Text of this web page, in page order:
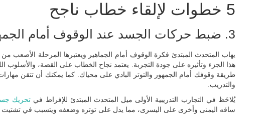
5 خطوات لإلقاء خطاب ناجح
3. ضبط حركات الجسد عند الوقوف أمام الجمهور
يهاب المتحدث المبتدئ فكرة الوقوف أمام الجماهير ويعتبرها المرحلة الأصعب من
هذا الجزء وتأثيره على جودة التجربة. يعتمد نجاح الخطاب على القصة، والأسلوب
طريقة وقوفك أمام الجمهور والتوتر البادي على محياك. كما يمكنك أن تتقن
والتدريب.
يُلاحَظ في التجارب التدريبية الأولى ميل المتحدث المبتدئ للإفراط في تحريك
ساقه اليمنى وأخرى على اليسرى، مما يدل على توتره وضعفه ويتسبب في تشتيت